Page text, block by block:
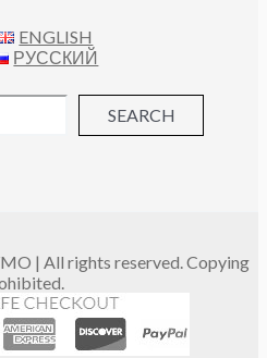
ENGLISH
РУССКИЙ
SEARCH
| All rights reserved. Copying